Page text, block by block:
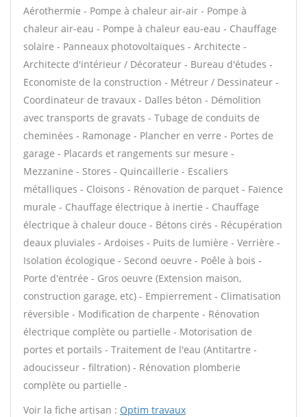
Aérothermie - Pompe à chaleur air-air - Pompe à
chaleur air-eau - Pompe à chaleur eau-eau - Chauffage
solaire - Panneaux photovoltaïques - Architecte -
Architecte d'intérieur / Décorateur - Bureau d'études -
Economiste de la construction - Métreur / Dessinateur -
Coordinateur de travaux - Dalles béton - Démolition
avec transports de gravats - Tubage de conduits de
cheminées - Ramonage - Plancher en verre - Portes de
garage - Placards et rangements sur mesure -
Mezzanine - Stores - Quincaillerie - Escaliers
métalliques - Cloisons - Rénovation de parquet - Faïence
murale - Chauffage électrique à inertie - Chauffage
électrique à chaleur douce - Bétons cirés - Récupération
deaux pluviales - Ardoises - Puits de lumière - Verrière -
Isolation écologique - Second oeuvre - Poêle à bois -
Porte d'entrée - Gros oeuvre (Extension maison,
construction garage, etc) - Empierrement - Climatisation
réversible - Modification de charpente - Rénovation
électrique complète ou partielle - Motorisation de
portes et portails - Traitement de l'eau (Antitartre -
adoucisseur - filtration) - Rénovation plomberie
complète ou partielle -
Voir la fiche artisan : Optim travaux